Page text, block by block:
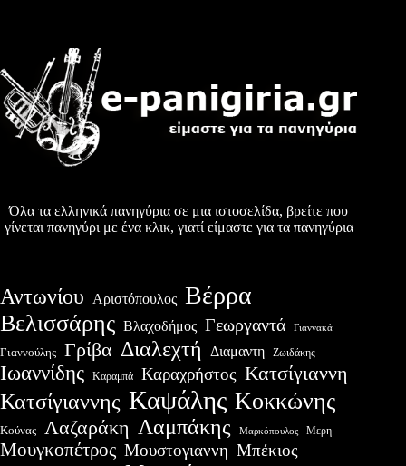
Όλα τα ελληνικά πανηγύρια σε μια ιστοσελίδα, βρείτε που
γίνεται πανηγύρι με ένα κλικ, γιατί είμαστε για τα πανηγύρια
Αντωνίου Αριστόπουλος Βέρρα
Βελισσάρης Βλαχοδήμος Γεωργαντά Γιαννακά
Γιαννούλης Γρίβα Διαλεχτή Διαμαντη Ζωιδάκης
Ιωαννίδης Καραμπά Καραχρήστος Κατσίγιαννη
Κατσίγιαννης Καψάλης Κοκκώνης
Κούνας Λαζαράκη Λαμπάκης Μαρκόπουλος Μερη
Μουγκοπέτρος Μουστογιαννη Μπέκιος